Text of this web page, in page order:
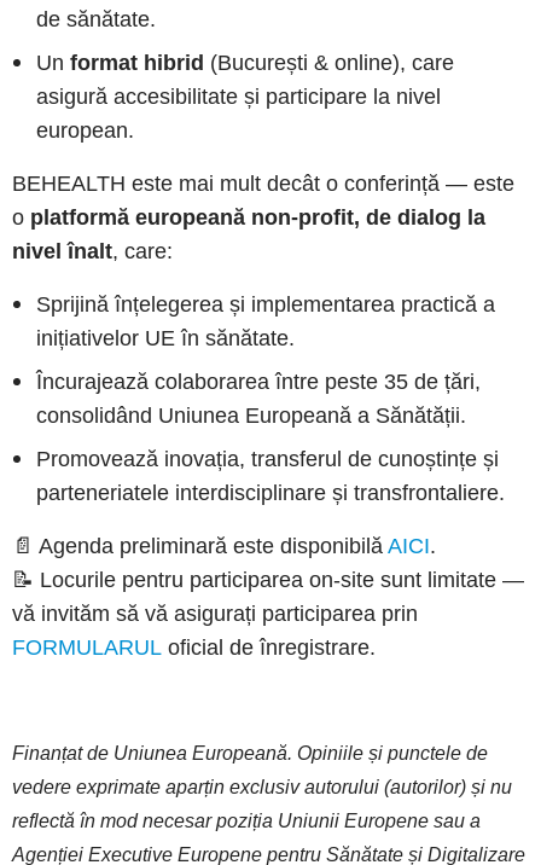
de sănătate.
Un format hibrid (București & online), care
asigură accesibilitate și participare la nivel
european.
BEHEALTH este mai mult decât o conferință — este
o platformă europeană non-profit, de dialog la
nivel înalt, care:
Sprijină înțelegerea și implementarea practică a
inițiativelor UE în sănătate.
Încurajează colaborarea între peste 35 de țări,
consolidând Uniunea Europeană a Sănătății.
Promovează inovația, transferul de cunoștințe și
parteneriatele interdisciplinare și transfrontaliere.
📄 Agenda preliminară este disponibilă AICI.
📝 Locurile pentru participarea on-site sunt limitate —
vă invităm să vă asigurați participarea prin
FORMULARUL oficial de înregistrare.
Finanțat de Uniunea Europeană. Opiniile și punctele de
vedere exprimate aparțin exclusiv autorului (autorilor) și nu
reflectă în mod necesar poziția Uniunii Europene sau a
Agenției Executive Europene pentru Sănătate și Digitalizare